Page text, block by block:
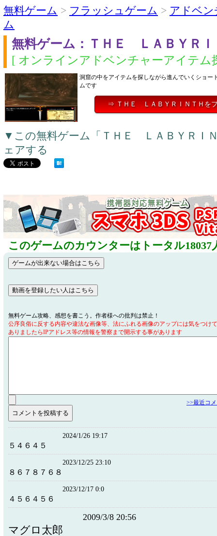
無料ゲーム > フラッシュゲーム > アドベン
ム
無料ゲーム：ＴＨＥ ＬＡＢＹＲＩ
[ オンラインアドベンチャーアイテム
洞窟の中をアイテムを探しながら進んでいくショー
ムです
⇒ ＴＨＥ ＬＡＢＹＲＩＮＴＨを
▼この無料ゲーム「ＴＨＥ ＬＡＢＹＲＩ
ェアする
このゲームのカウンターはトータル18037
無料ゲーム攻略、感想を書こう。作者様への批判は禁止！
公序良俗に反する内容や違法な画像等、法にふれる画像のアップには気をつけ
ありましたらIPアドレス等の情報を警察まで開示する事があります
>>最近コ
2024/1/26 19:17
５４６４５
2023/12/25 23:10
８６７８７６８
2023/12/17 0:0
４５６４５６
2009/3/8 20:56
マグロ太郎